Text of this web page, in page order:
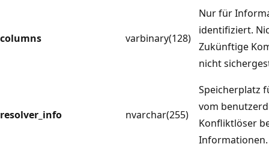
columns varbinary(128)
Nur für
identifiziert.
Zukünftige
nicht
resolver_info nvarchar(255)
Speicherplatz
vom
Konfliktlöser
Informationen.